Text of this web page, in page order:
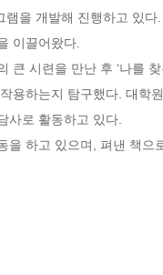
램을 개발해 진행하고 있
이끌어왔다.
큰 시련을 만난 후 ‘나를
용하는지 탐구했다. 대학
사로 활동하고 있다.
을 하고 있으며, 펴낸 책으